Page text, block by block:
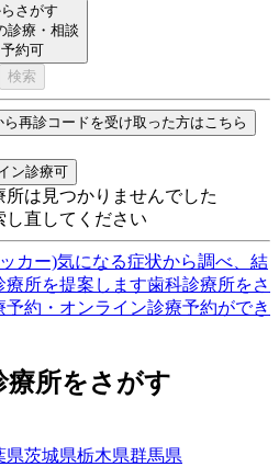
さがす
診療・相談
約可
検索
再診コードを受け取った方はこちら
ン診療可
は見つかりませんでした
直してください
カー)気になる症状から調べ、結
所を提案します歯科診療所をさ
約・オンライン診療予約ができ
療所をさがす
県茨城県栃木県群馬県